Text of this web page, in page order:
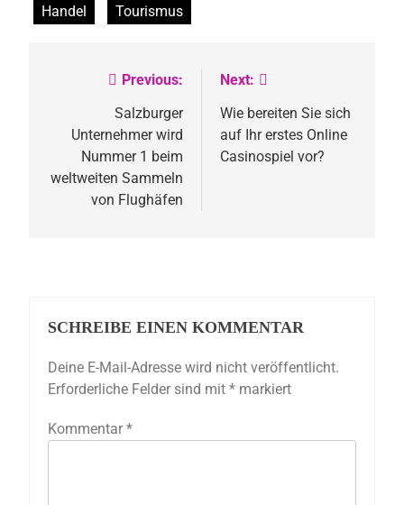
Handel Tourismus
Beitragsnavigation
Previous:
Salzburger
Unternehmer wird
Nummer 1 beim
weltweiten Sammeln
von Flughäfen
Next:
Wie bereiten Sie sich
auf Ihr erstes Online
Casinospiel vor?
SCHREIBE EINEN KOMMENTAR
Deine E-Mail-Adresse wird nicht veröffentlicht.
Erforderliche Felder sind mit * markiert
Kommentar *